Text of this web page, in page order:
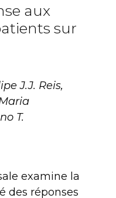
aux
sur
J.J. Reis,
T.
examine la
des réponses